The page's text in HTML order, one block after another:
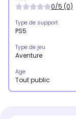
0/5 (0)
Type de support
PS5
Type de jeu
Aventure
Age
Tout public